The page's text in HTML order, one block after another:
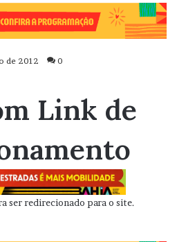
de 2012 0
Link de
ser redirecionado para o site.